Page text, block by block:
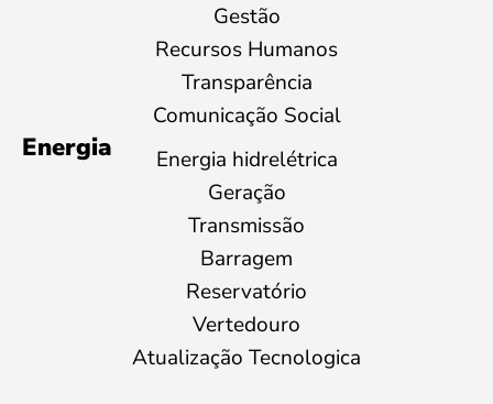
Gestão
Recursos Humanos
Transparência
Comunicação Social
Energia
Energia hidrelétrica
Geração
Transmissão
Barragem
Reservatório
Vertedouro
Atualização Tecnologica